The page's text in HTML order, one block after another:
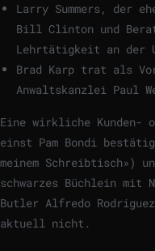
Larry Summers, der
Bill Clinton und
Lehrtätigkeit an der
Brad Karp trat als
Anwaltskanzlei Paul
Eine wirkliche Kunden-
einst Pam Bondi
meinem Schreibtisch»)
schwarzes Büchlein mit
Butler Alfredo
aktuell nicht.